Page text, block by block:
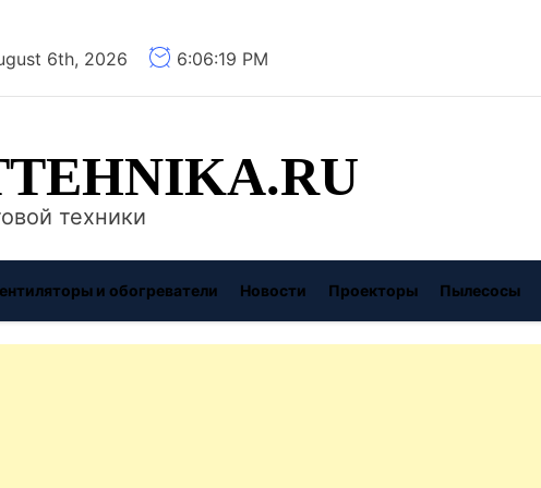
6th, 2026 6:06:20 PM
техники
и обогреватели Новости Проекторы Пылесосы